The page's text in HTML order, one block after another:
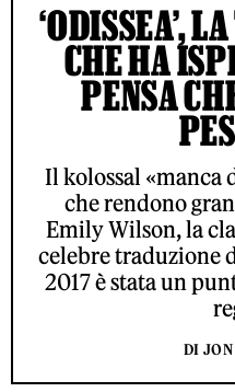
‘ODISSEA’,
CHE HA
PENSA
Il kolossal «manca
che rendono
Emily Wilson, la
celebre traduzione
2017 è stata un
DI